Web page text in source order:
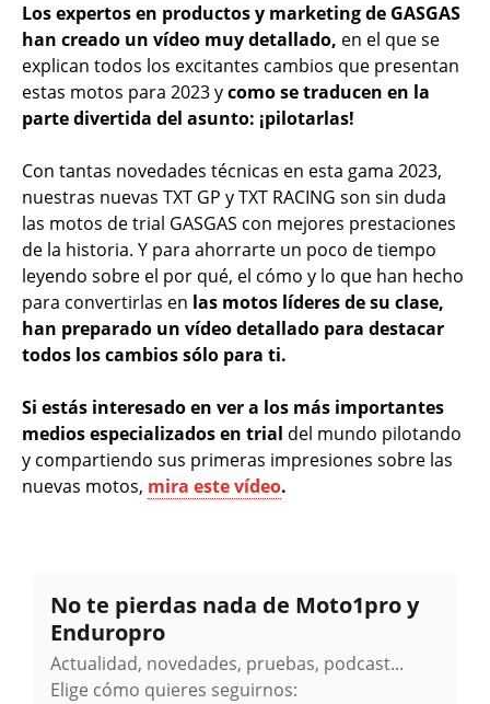
Los expertos en productos y marketing de GASGAS
han creado un vídeo muy detallado, en el que se
explican todos los excitantes cambios que presentan
estas motos para 2023 ycomo se traducen en la
parte divertida del asunto: ¡pilotarlas!
Con tantas novedades técnicas en esta gama 2023,
nuestras nuevas TXT GP y TXT RACING son sin duda
las motos de trial GASGAS con mejores prestaciones
de la historia. Y para ahorrarte un poco de tiempo
leyendo sobre el por qué, el cómo y lo que han hecho
para convertirlas en las motos líderes de su clase,
han preparado un vídeo detallado para destacar
todos los cambios sólo para ti.
Si estás interesado en ver a los más importantes
medios especializados en trial del mundo pilotando
y compartiendo sus primeras impresiones sobre las
nuevas motos, mira este vídeo.
No te pierdas nada de Moto1pro y
Enduropro
Actualidad, novedades, pruebas, podcast...
Elige cómo quieres seguirnos: